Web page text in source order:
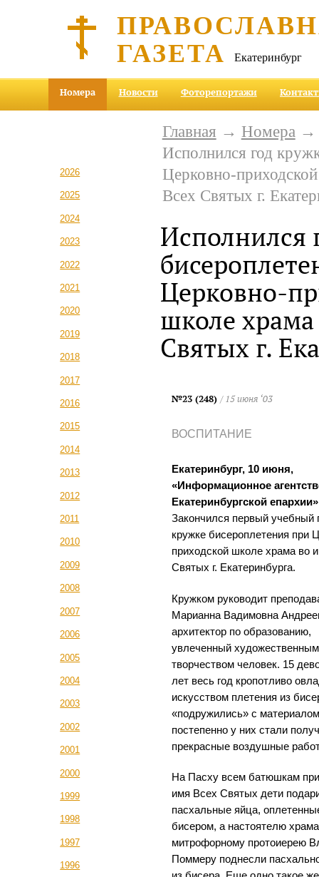
ГАЗЕТА Екатеринбург
Номера Новости Фоторепортажи
2026
2025
2024
2023
2022
2021
2020
2019
2018
2017
2016
2015
2014
2013
2012
2011
2010
2009
2008
2007
2006
2005
2004
2003
2002
2001
2000
1999
1998
1997
1996
Главная → Номера
Исполнился год
Церковно-
Всех Святых г.
Исполнился
Церковно-
школе
Святых г.
№23 (248) / 15 июня ‘03
ВОСПИТАНИЕ
Екатеринбург, 10 июня,
«Информационное
Екатеринбургской
Закончился первый учебный
кружке бисероплетения при
приходской школе храма во
Святых г. Екатеринбурга.
Кружком руководит
Марианна Вадимовна
архитектор по образованию,
увлеченный художественным
творчеством человек. 15
лет весь год кропотливо
искусством плетения из
«подружились» с
постепенно у них стали
прекрасные воздушные
На Пасху всем батюшкам
имя Всех Святых дети
пасхальные яйца,
бисером, а настоятелю храма
митрофорному протоиерею
Поммеру поднесли